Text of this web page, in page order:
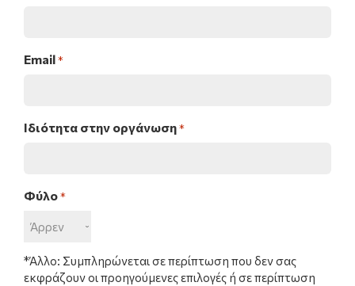
Email *
Ιδιότητα στην οργάνωση *
Φύλο *
*Άλλο: Συμπληρώνεται σε περίπτωση που δεν σας
εκφράζουν οι προηγούμενες επιλογές ή σε περίπτωση